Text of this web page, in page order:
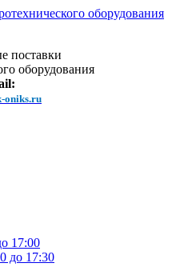
поставки
оборудования
oniks.ru
17:00
до 17:30